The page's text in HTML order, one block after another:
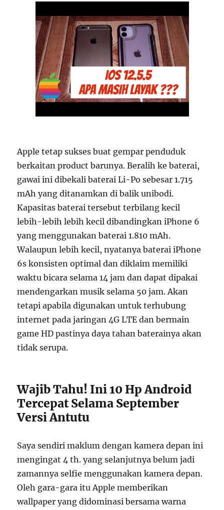
Apple tetap sukses buat gempar penduduk
berkaitan product barunya. Beralih ke baterai,
gawai ini dibekali baterai Li-Po sebesar 1.715
mAh yang ditanamkan di balik unibodi.
Kapasitas baterai tersebut terbilang kecil
lebih-lebih lebih kecil dibandingkan iPhone 6
yang menggunakan baterai 1.810 mAh.
Walaupun lebih kecil, nyatanya baterai iPhone
6s konsisten optimal dan diklaim memiliki
waktu bicara selama 14 jam dan dapat dipakai
mendengarkan musik selama 50 jam. Akan
tetapi apabila digunakan untuk terhubung
internet pada jaringan 4G LTE dan bermain
game HD pastinya daya tahan baterainya akan
tidak serupa.
Wajib Tahu! Ini 10 Hp Android
Tercepat Selama September
Versi Antutu
Saya sendiri maklum dengan kamera depan ini
mengingat 4 th. yang selanjutnya belum jadi
zamannya selfie menggunakan kamera depan.
Oleh gara-gara itu Apple memberikan
wallpaper yang didominasi bersama warna